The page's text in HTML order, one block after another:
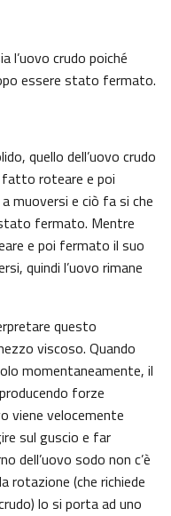
l’uovo crudo poiché
essere stato fermato.
quello dell’uovo crudo
fatto roteare e poi
muoversi e ciò fa si che
fermato. Mentre
e poi fermato il suo
quindi l’uovo rimane
questo
viscoso. Quando
momentaneamente, il
forze
viene velocemente
sul guscio e far
dell’uovo sodo non c’è
rotazione (che richiede
lo si porta ad uno